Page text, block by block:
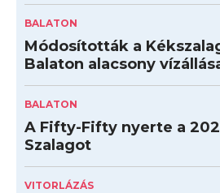
BALATON
Módosították a
Balaton alacsony
BALATON
A Fifty-Fifty nyerte a
Szalagot
VITORLÁZÁS